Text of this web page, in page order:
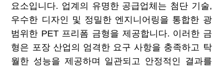
요소입니다. 업계의 유명한 공급업체는 첨단 기술,
우수한 디자인 및 정밀한 엔지니어링을 통합한 광
범위한 PET 프리폼 금형을 제공합니다. 이러한 금
형은 포장 산업의 엄격한 요구 사항을 충족하고 탁
월한 성능을 제공하며 일관되고 안정적인 결과를